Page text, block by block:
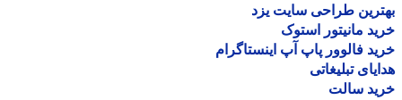
طراحی سایت یزد
مانیتور استوک
فالوور پاپ آپ اینستاگرام
تبلیغاتی
سالت